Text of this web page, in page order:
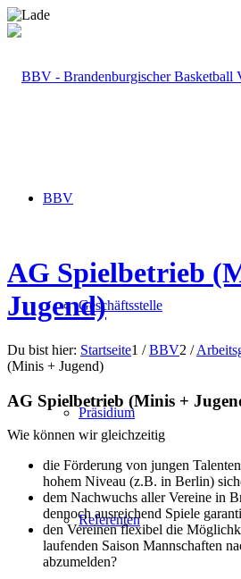
BBV
Geschäftsstelle
Präsidium
Referenten
AG Spielbetrieb
Jugend)
Du bist hier: Startseite1 / BBV2 /
(Minis + Jugend)
AG Spielbetrieb (Minis +
Wie können wir gleichzeitig
die Förderung von jungen
hohem Niveau (z.B. in Berlin)
dem Nachwuchs aller Vereine in
dennoch ausreichend Spiele
den Vereinen flexibel die
laufenden Saison Mannschaften
abzumelden?